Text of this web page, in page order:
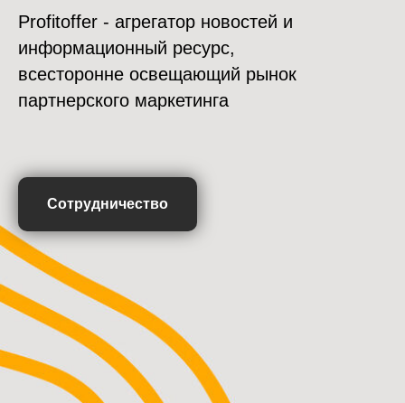
Profitoffer - агрегатор новостей и
информационный ресурс,
всесторонне освещающий рынок
партнерского маркетинга
Сотрудничество